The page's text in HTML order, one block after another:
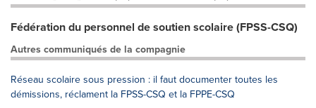
Fédération du personnel de soutien scolaire (FPSS-CSQ)
Autres communiqués de la compagnie
Réseau scolaire sous pression : il faut documenter toutes les
démissions, réclament la FPSS-CSQ et la FPPE-CSQ